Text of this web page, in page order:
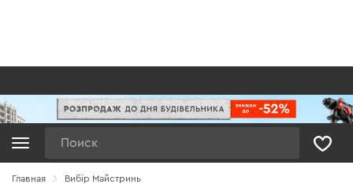
Главная Вибір Майстринь